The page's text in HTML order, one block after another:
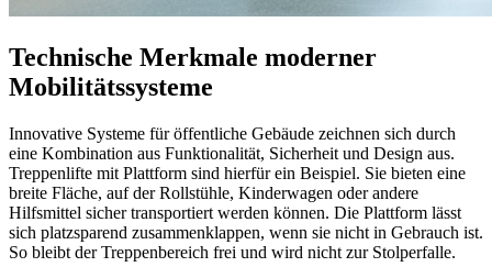
Technische Merkmale moderner
Mobilitätssysteme
Innovative Systeme für öffentliche Gebäude zeichnen sich durch
eine Kombination aus Funktionalität, Sicherheit und Design aus.
Treppenlifte mit Plattform sind hierfür ein Beispiel. Sie bieten eine
breite Fläche, auf der Rollstühle, Kinderwagen oder andere
Hilfsmittel sicher transportiert werden können. Die Plattform lässt
sich platzsparend zusammenklappen, wenn sie nicht in Gebrauch ist.
So bleibt der Treppenbereich frei und wird nicht zur Stolperfalle.